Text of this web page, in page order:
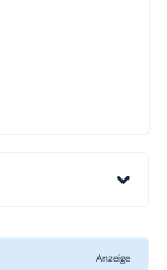
Anzeige